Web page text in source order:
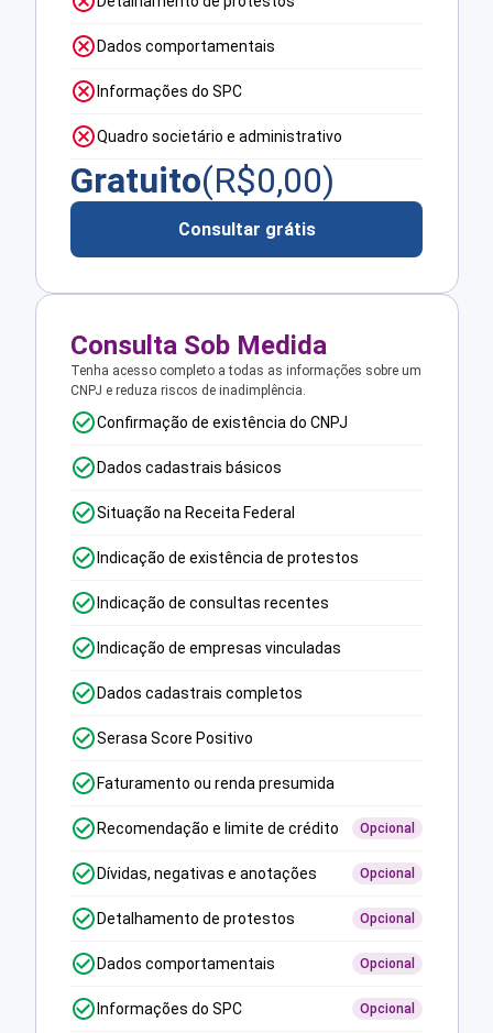
Dados comportamentais
Informações do SPC
Quadro societário e administrativo
Gratuito(R$0,00)
Consultar grátis
Consulta Sob Medida
Tenha acesso completo a todas as informações sobre um
CNPJ e reduza riscos de inadimplência.
Confirmação de existência do CNPJ
Dados cadastrais básicos
Situação na Receita Federal
Indicação de existência de protestos
Indicação de consultas recentes
Indicação de empresas vinculadas
Dados cadastrais completos
Serasa Score Positivo
Faturamento ou renda presumida
Recomendação e limite de crédito Opcional
Dívidas, negativas e anotações Opcional
Detalhamento de protestos Opcional
Dados comportamentais Opcional
Informações do SPC Opcional